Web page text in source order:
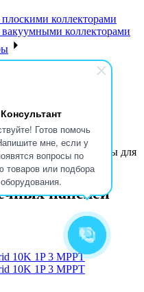
Консультант
Готов помочь
мне, если у
вопросы по
товаров или подбора
оборудования.
коллекторами
коллекторами
коллекторы
коллекторы
инверторыИнверторы для
панелей